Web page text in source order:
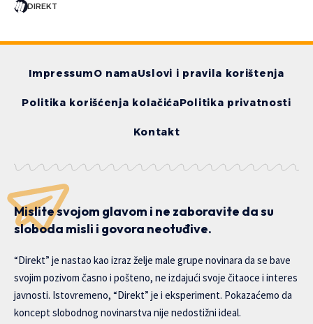
DIREKT
ImpressumO namaUslovi i pravila korištenja
Politika korišćenja kolačićaPolitika privatnosti
Kontakt
Mislite svojom glavom i ne zaboravite da su
sloboda misli i govora neotuđive.
“Direkt” je nastao kao izraz želje male grupe novinara da se bave
svojim pozivom časno i pošteno, ne izdajući svoje čitaoce i interes
javnosti. Istovremeno, “Direkt” je i eksperiment. Pokazaćemo da
koncept slobodnog novinarstva nije nedostižni ideal.